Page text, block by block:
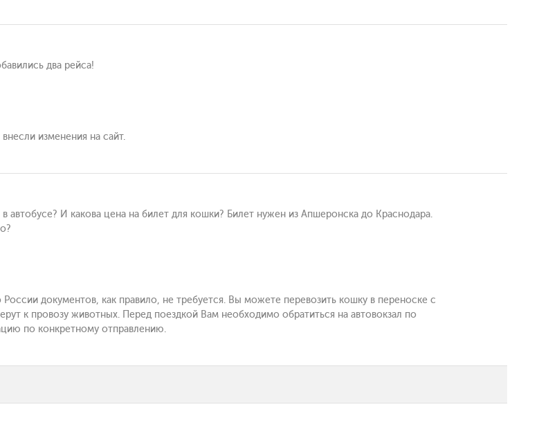
два рейса!
изменения на сайт.
И какова цена на билет для кошки? Билет нужен из Апшеронска до Краснодара.
документов, как правило, не требуется. Вы можете перевозить кошку в переноске с
к провозу животных. Перед поездкой Вам необходимо обратиться на автовокзал по
по конкретному отправлению.